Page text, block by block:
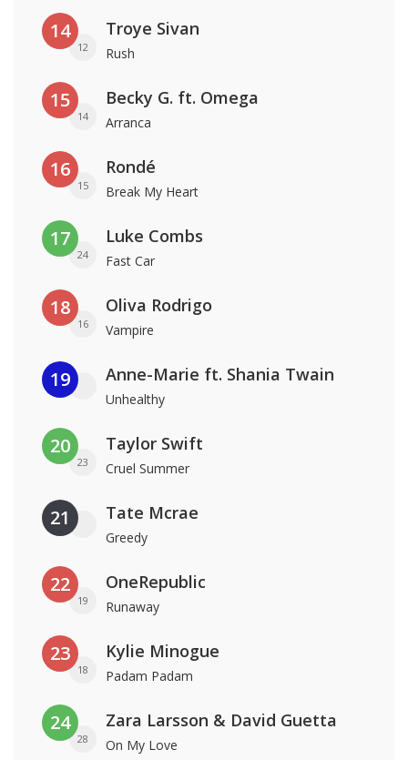
14
12
Troye Sivan
Rush
15
14
Becky G. ft. Omega
Arranca
16
15
Rondé
Break My Heart
17
24
Luke Combs
Fast Car
18
16
Oliva Rodrigo
Vampire
19 Anne-Marie ft. Shania Twain
Unhealthy
20
23
Taylor Swift
Cruel Summer
21 Tate Mcrae
Greedy
22
19
OneRepublic
Runaway
23
18
Kylie Minogue
Padam Padam
24
28
Zara Larsson & David Guetta
On My Love